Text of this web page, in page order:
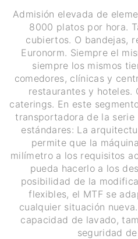
Admisión elevada de
8000 platos por hora.
cubiertos. O bandejas,
Euronorm. Siempre el
siempre los mismos
comedores, clínicas y
restaurantes y hoteles.
caterings. En este
transportadora de la serie
estándares: La
permite que la
milímetro a los requisitos
pueda hacerlo a los
posibilidad de la
flexibles, el MTF se
cualquier situación
capacidad de lavado,
seguridad